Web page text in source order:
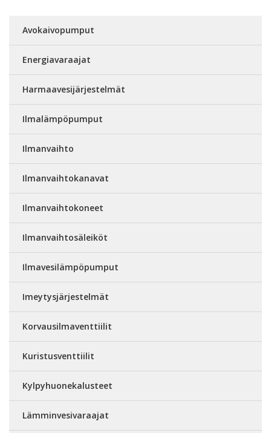
Avokaivopumput
Energiavaraajat
Harmaavesijärjestelmät
Ilmalämpöpumput
Ilmanvaihto
Ilmanvaihtokanavat
Ilmanvaihtokoneet
Ilmanvaihtosäleiköt
Ilmavesilämpöpumput
Imeytysjärjestelmät
Korvausilmaventtiilit
Kuristusventtiilit
Kylpyhuonekalusteet
Lämminvesivaraajat